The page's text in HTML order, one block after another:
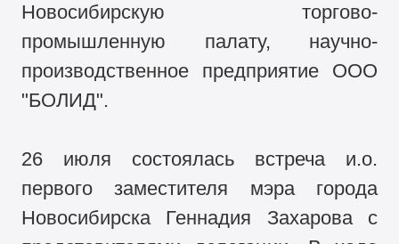
Новосибирскую торгово-
промышленную палату, научно-
производственное предприятие ООО
"БОЛИД".
26 июля состоялась встреча и.о.
первого заместителя мэра города
Новосибирска Геннадия Захарова с